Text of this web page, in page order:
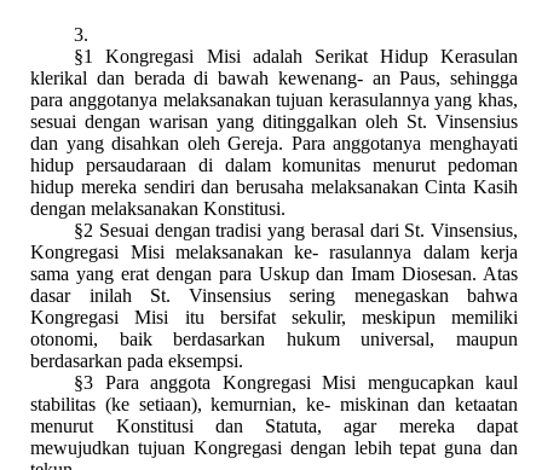
3.
§1 Kongregasi Misi adalah Serikat Hidup Kerasulan
klerikal dan berada di bawah kewenang- an Paus, sehingga
para anggotanya melaksanakan tujuan kerasulannya yang khas,
sesuai dengan warisan yang ditinggalkan oleh St. Vinsensius
dan yang disahkan oleh Gereja. Para anggotanya menghayati
hidup persaudaraan di dalam komunitas menurut pedoman
hidup mereka sendiri dan berusaha melaksanakan Cinta Kasih
dengan melaksanakan Konstitusi.
§2 Sesuai dengan tradisi yang berasal dari St. Vinsensius,
Kongregasi Misi melaksanakan ke- rasulannya dalam kerja
sama yang erat dengan para Uskup dan Imam Diosesan. Atas
dasar inilah St. Vinsensius sering menegaskan bahwa
Kongregasi Misi itu bersifat sekulir, meskipun memiliki
otonomi, baik berdasarkan hukum universal, maupun
berdasarkan pada eksempsi.
§3 Para anggota Kongregasi Misi mengucapkan kaul
stabilitas (ke setiaan), kemurnian, ke- miskinan dan ketaatan
menurut Konstitusi dan Statuta, agar mereka dapat
mewujudkan tujuan Kongregasi dengan lebih tepat guna dan